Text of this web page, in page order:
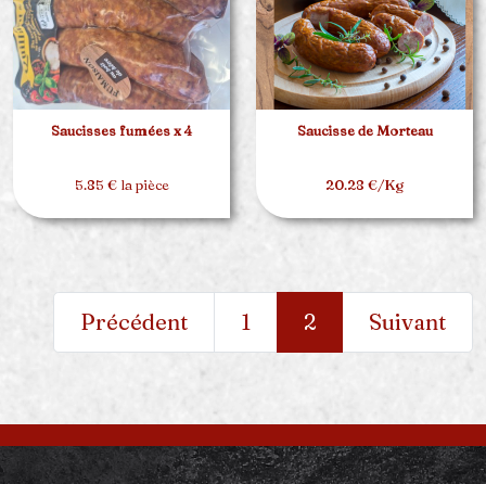
Saucisses fumées x 4
5.85 € la pièce
Saucisse de Morteau
20.28 €/Kg
Précédent 1 2 Suivant